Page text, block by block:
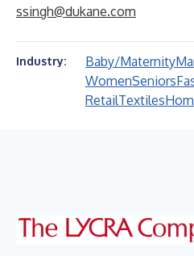
ssingh@dukane.com
Industry: Baby/Maternity
WomenSeniors
RetailTextiles